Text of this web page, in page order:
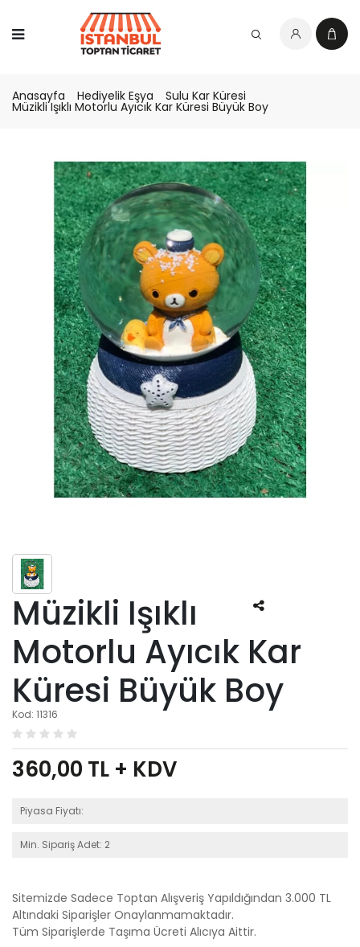
Anasayfa Hediyelik Eşya Sulu Kar Küresi
Müzikli Işıklı Motorlu Ayıcık Kar Küresi Büyük Boy
Müzikli Işıklı
Motorlu Ayıcık Kar
Küresi Büyük Boy
Kod: 11316
360,00 TL + KDV
Piyasa Fiyatı:
Min. Sipariş Adet: 2
Sitemizde Sadece Toptan Alışveriş Yapıldığından 3.000 TL
Altındaki Siparişler Onaylanmamaktadır.
Tüm Siparişlerde Taşıma Ücreti Alıcıya Aittir.